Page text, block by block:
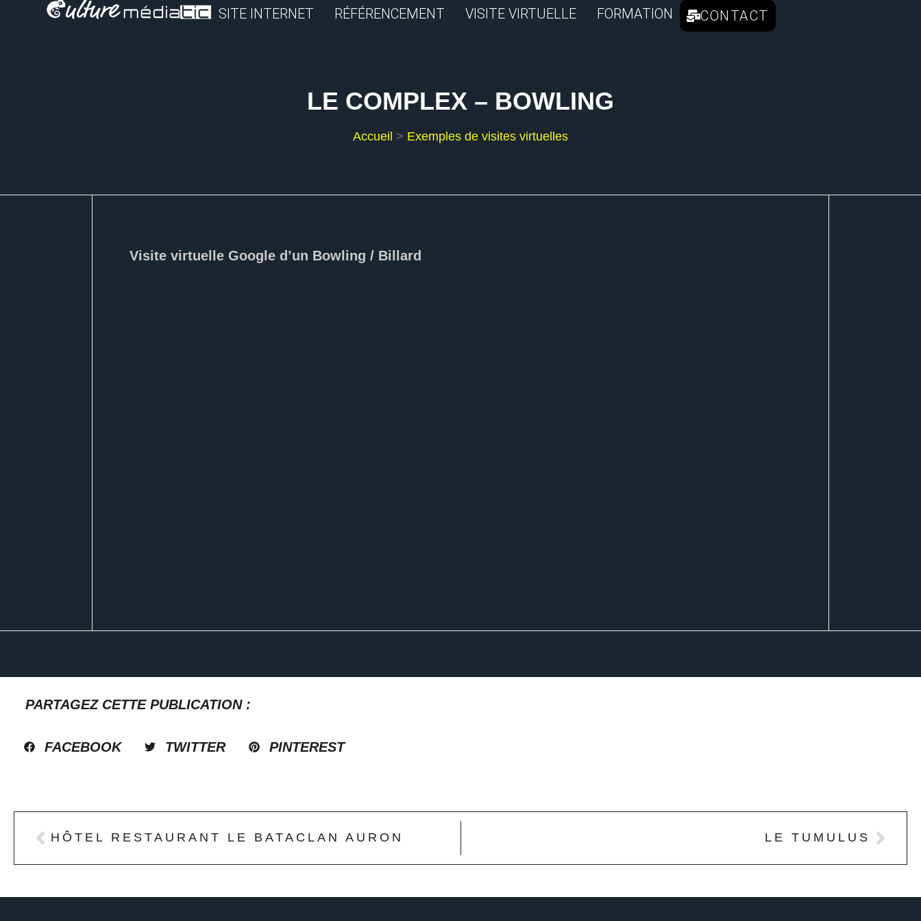
SITE INTERNET RÉFÉRENCEMENT VISITE VIRTUELLE FORMATION CONTACT
LE COMPLEX – BOWLING
Accueil > Exemples de visites virtuelles
Visite virtuelle Google d’un Bowling / Billard
PARTAGEZ CETTE PUBLICATION :
FACEBOOK TWITTER PINTEREST
HÔTEL RESTAURANT LE BATACLAN AURON LE TUMULUS